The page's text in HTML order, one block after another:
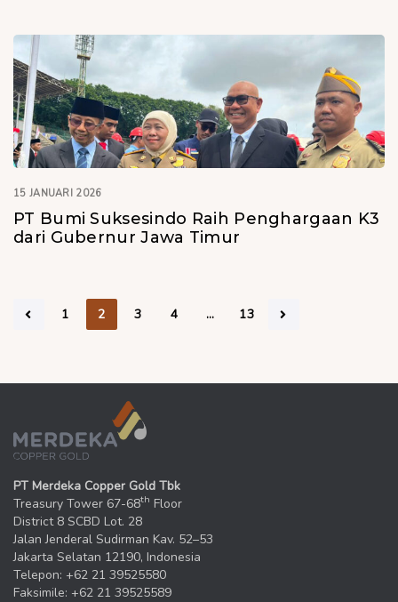
15 JANUARI 2026
PT Bumi Suksesindo Raih Penghargaan K3
dari Gubernur Jawa Timur
1 2 3 4 … 13
PT Merdeka Copper Gold Tbk
Treasury Tower 67-68th Floor
District 8 SCBD Lot. 28
Jalan Jenderal Sudirman Kav. 52–53
Jakarta Selatan 12190, Indonesia
Telepon: +62 21 39525580
Faksimile: +62 21 39525589